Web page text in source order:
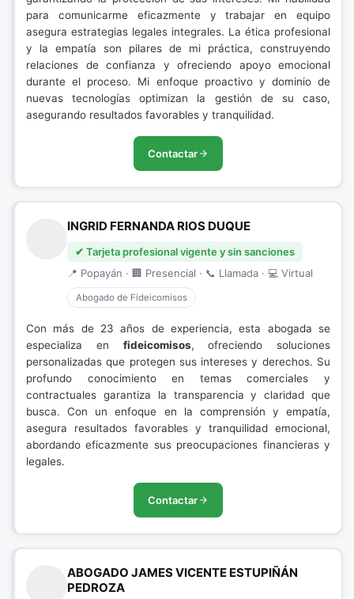
para comunicarme eficazmente y trabajar en equipo
asegura estrategias legales integrales. La ética profesional
y la empatía son pilares de mi práctica, construyendo
relaciones de confianza y ofreciendo apoyo emocional
durante el proceso. Mi enfoque proactivo y dominio de
nuevas tecnologías optimizan la gestión de su caso,
asegurando resultados favorables y tranquilidad.
Contactar
INGRID FERNANDA RIOS DUQUE
✔ Tarjeta profesional vigente y sin sanciones
📍 Popayán · 🏢 Presencial · 📞 Llamada · 💻 Virtual
Abogado de Fideicomisos
Con más de 23 años de experiencia, esta abogada se
especializa en fideicomisos, ofreciendo soluciones
personalizadas que protegen sus intereses y derechos. Su
profundo conocimiento en temas comerciales y
contractuales garantiza la transparencia y claridad que
busca. Con un enfoque en la comprensión y empatía,
asegura resultados favorables y tranquilidad emocional,
abordando eficazmente sus preocupaciones financieras y
legales.
Contactar
ABOGADO JAMES VICENTE ESTUPIÑÁN
PEDROZA